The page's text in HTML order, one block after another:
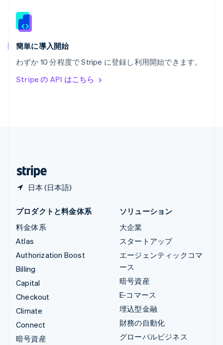
簡単に導入開始
わずか 10 分程度で Stripe に登録し利用開始できます。
Stripe の API はこちら
日本 (日本語)
ラトビア
リトアニア
English
DeutschEnglish
English
プロダクトと料金体系
料金体系
Atlas
Authorization Boost
Billing
Capital
Checkout
Climate
Connect
暗号資産
ソリューション
大企業
スタートアップ
エージェンティックコマ
ース
暗号資産
E-コマース
埋込型金融
財務の自動化
グローバルビジネス